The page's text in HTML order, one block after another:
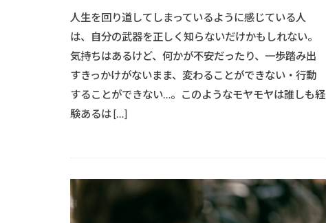
人生を回り道してしまっているように感じている人
は、自分の武器を正しく知らないだけかもしれない。
気持ちはあるけど、何かが不安だったり、一歩踏み出
すきっかけがないまま、変わることができない・行動
することができない…。このようなモヤモヤは誰しも経
験あるは […]